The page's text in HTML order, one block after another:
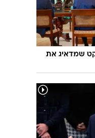
שמדאיג את